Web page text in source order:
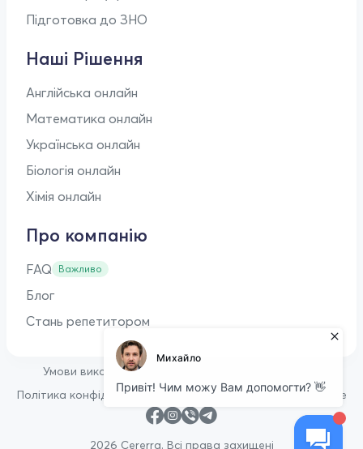
Підготовка до ЗНО
Наші Рішення
Англійська онлайн
Математика онлайн
Українська онлайн
Біологія онлайн
Хімія онлайн
Про компанію
FAQ Важливо
Блог
Стань репетитором
2026 Cererra. Всі права захищені
Умови використання
Політика конфіденційності • Політика щодо файлів cookie